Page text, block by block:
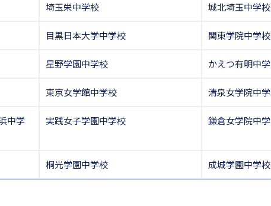
埼玉栄中学校 城北埼玉中学校
目黒日本大学中学校 関東学院中学校
星野学園中学校 かえつ有明中
東京女学館中学校 清泉女学院中
中学
実践女子学園中学校 鎌倉女学院中
桐光学園中学校 成城学園中学校